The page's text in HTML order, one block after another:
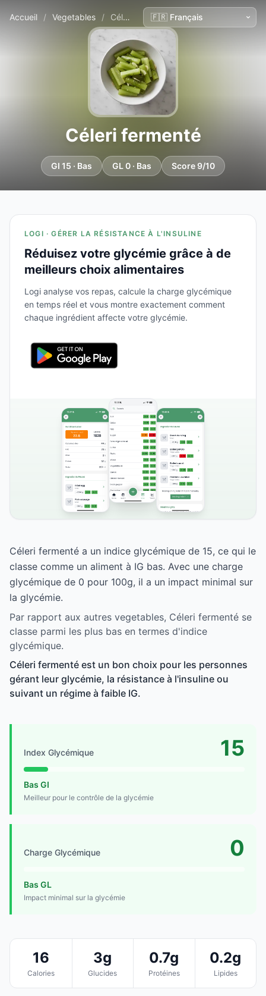
Accueil / Vegetables / Céleri fermenté
Céleri fermenté
GI 15 · Bas GL 0 · Bas Score 9/10
LOGI · GÉRER LA RÉSISTANCE À L'INSULINE
Réduisez votre glycémie grâce à de
meilleurs choix alimentaires
Logi analyse vos repas, calcule la charge glycémique
en temps réel et vous montre exactement comment
chaque ingrédient affecte votre glycémie.
Céleri fermenté a un indice glycémique de 15, ce qui le
classe comme un aliment à IG bas. Avec une charge
glycémique de 0 pour 100g, il a un impact minimal sur
la glycémie.
Par rapport aux autres vegetables, Céleri fermenté se
classe parmi les plus bas en termes d'indice
glycémique.
Céleri fermenté est un bon choix pour les personnes
gérant leur glycémie, la résistance à l'insuline ou
suivant un régime à faible IG.
Index Glycémique 15
Bas GI
Meilleur pour le contrôle de la glycémie
Charge Glycémique 0
Bas GL
Impact minimal sur la glycémie
16
Calories
3g
Glucides
0.7g
Protéines
0.2g
Lipides